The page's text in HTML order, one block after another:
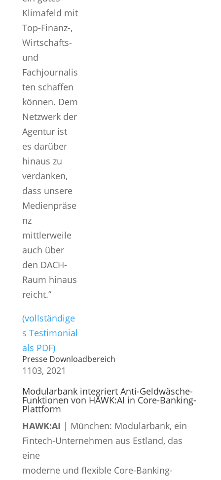
Klimafeld mit
Top-Finanz-,
Wirtschafts-
und
Fachjournalis
ten schaffen
können. Dem
Netzwerk der
Agentur ist
es darüber
hinaus zu
verdanken,
dass unsere
Medienpräse
nz
mittlerweile
auch über
den DACH-
Raum hinaus
reicht.”
(vollständige
s Testimonial
als PDF)
Presse Downloadbereich
1103, 2021
Modularbank integriert Anti-Geldwäsche-
Funktionen von HAWK:AI in Core-Banking-
Plattform
HAWK:AI | München: Modularbank, ein
Fintech-Unternehmen aus Estland, das
eine
moderne und flexible Core-Banking-